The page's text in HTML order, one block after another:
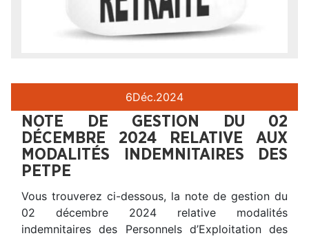
6Déc.2024
NOTE DE GESTION DU 02
DÉCEMBRE 2024 RELATIVE AUX
MODALITÉS INDEMNITAIRES DES
PETPE
Vous trouverez ci-dessous, la note de gestion du
02 décembre 2024 relative modalités
indemnitaires des Personnels d’Exploitation des